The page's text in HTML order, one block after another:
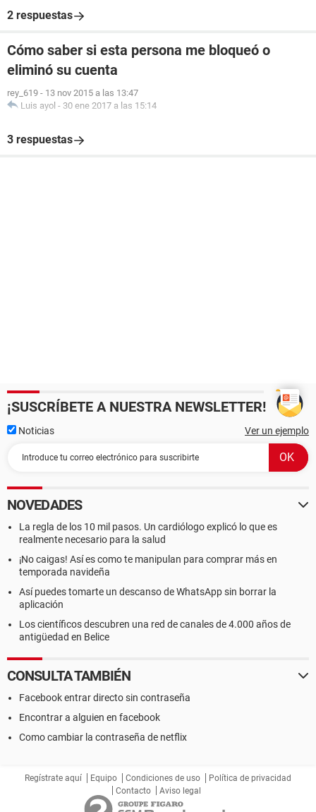
2 respuestas
Cómo saber si esta persona me bloqueó o
eliminó su cuenta
rey_619 - 13 nov 2015 a las 13:47
Luis ayol - 30 ene 2017 a las 15:14
3 respuestas
¡SUSCRÍBETE A NUESTRA NEWSLETTER!
Noticias Ver un ejemplo
NOVEDADES
La regla de los 10 mil pasos. Un cardiólogo explicó lo que es
realmente necesario para la salud
¡No caigas! Así es como te manipulan para comprar más en
temporada navideña
Así puedes tomarte un descanso de WhatsApp sin borrar la
aplicación
Los científicos descubren una red de canales de 4.000 años de
antigüedad en Belice
CONSULTA TAMBIÉN
Facebook entrar directo sin contraseña
Encontrar a alguien en facebook
Como cambiar la contraseña de netflix
Regístrate aquí Equipo Condiciones de uso
Política de privacidad
Contacto
Aviso legal